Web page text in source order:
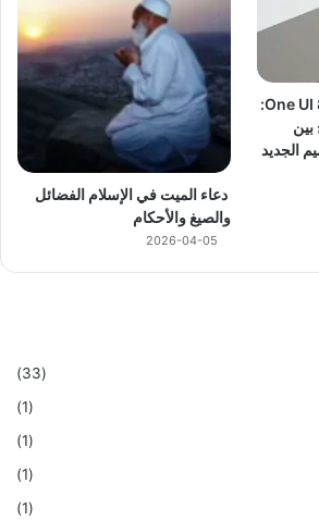
تحليل شامل لتحديث One UI 8.5:
الجديد
دعاء الميت في الإسلام الفضائل
والصيغ والأحكام
2026-04-05
(33)
(1)
(1)
(1)
(1)